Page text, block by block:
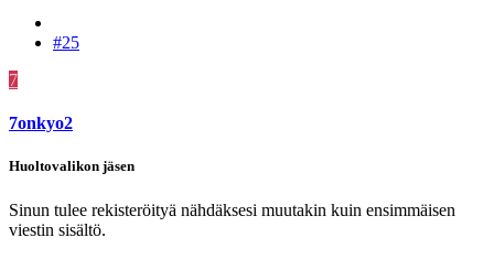
#25
7
7onkyo2
Huoltovalikon jäsen
Sinun tulee rekisteröityä nähdäksesi muutakin kuin ensimmäisen
viestin sisältö.